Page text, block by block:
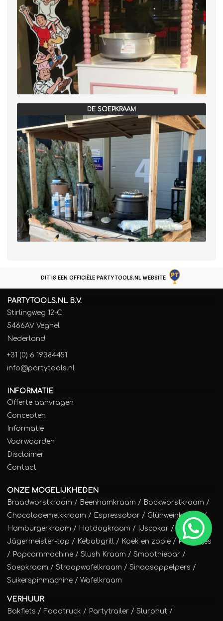
DE SOEPKRAAM
DIT IS EEN OFFICIËLE PARTYTOOLS.NL WEBSITE
PARTYTOOLS.NL B.V.
Stirlingweg 12-C
5466AV Veghel
Nederland
+31 (0) 6 19384451
info@partytools.nl
INFORMATIE
Offerte aanvragen
Concepten
Informatie
Voorwaarden
Disclaimer
Contact
ONZE MOGELIJKHEDEN
Braadworstkraam / Beenhamkraam / Bockworstkraam /
Chocolademelkkraam / Espressobar / Glühweinkraam
/
Hamburgerkraam / Hotdogkraam / IJscokar /
Jägermeister-tap / Kebabgrill / Koek en zopie / Poffertjes
/ Popcornmachine / Slush Kraam / Smoothiebar /
Soepkraam / Stroopwafelkraam / Sinaasappelpers /
Suikerspinmachine / Wafelkraam
VERHUUR
Bakfiets / Foodtruck / Partytrailer / Slurphut /